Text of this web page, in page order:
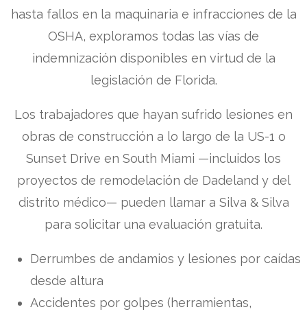
hasta fallos en la maquinaria e infracciones de la
OSHA, exploramos todas las vías de
indemnización disponibles en virtud de la
legislación de Florida.
Los trabajadores que hayan sufrido lesiones en
obras de construcción a lo largo de la US-1 o
Sunset Drive en South Miami —incluidos los
proyectos de remodelación de Dadeland y del
distrito médico— pueden llamar a Silva & Silva
para solicitar una evaluación gratuita.
Derrumbes de andamios y lesiones por caídas
desde altura
Accidentes por golpes (herramientas,